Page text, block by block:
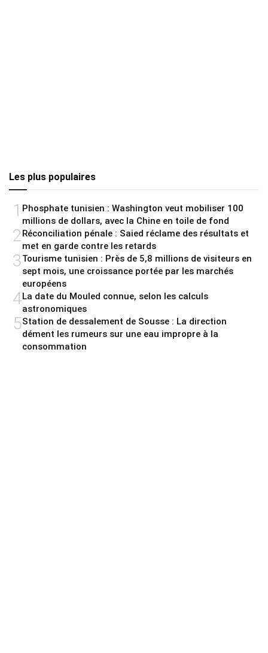
Les plus populaires
1 Phosphate tunisien : Washington veut mobiliser 100
millions de dollars, avec la Chine en toile de fond
2 Réconciliation pénale : Saied réclame des résultats et
met en garde contre les retards
3Tourisme tunisien : Près de 5,8 millions de visiteurs en
sept mois, une croissance portée par les marchés
européens
4La date du Mouled connue, selon les calculs
astronomiques
5Station de dessalement de Sousse : La direction
dément les rumeurs sur une eau impropre à la
consommation